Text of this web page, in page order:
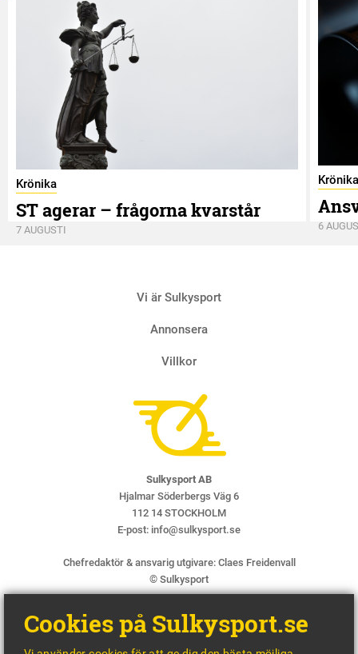
Krönika
ST agerar – frågorna kvarstår
7 AUGUSTI
Krönika
6
Vi är Sulkysport
Annonsera
Villkor
Sulkysport AB
Hjalmar Söderbergs Väg 6
112 14 STOCKHOLM
E-post: info@sulkysport.se
Chefredaktör & ansvarig utgivare: Claes Freidenvall
© Sulkysport
Cookies på Sulkysport.se